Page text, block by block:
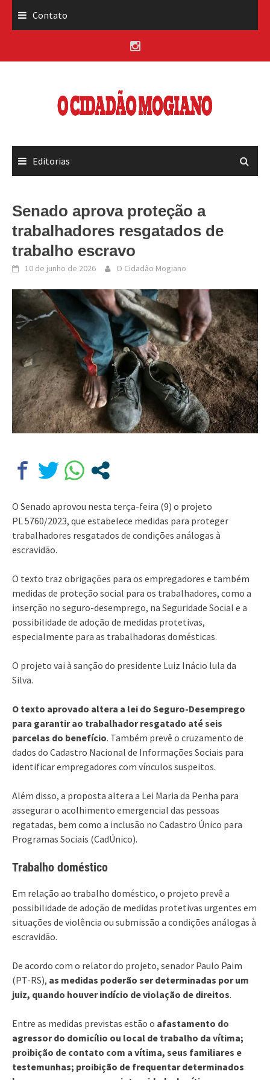
Contato
Editorias
Senado aprova proteção a
trabalhadores resgatados de
trabalho escravo
10 de junho de 2026 O Cidadão Mogiano
O Senado aprovou nesta terça-feira (9) o projeto
PL 5760/2023, que estabelece medidas para proteger
trabalhadores resgatados de condições análogas à
escravidão.
O texto traz obrigações para os empregadores e também
medidas de proteção social para os trabalhadores, como a
inserção no seguro-desemprego, na Seguridade Social e a
possibilidade de adoção de medidas protetivas,
especialmente para as trabalhadoras domésticas.
O projeto vai à sanção do presidente Luiz Inácio lula da
Silva.
O texto aprovado altera a lei do Seguro-Desemprego
para garantir ao trabalhador resgatado até seis
parcelas do benefício. Também prevê o cruzamento de
dados do Cadastro Nacional de Informações Sociais para
identificar empregadores com vínculos suspeitos.
Além disso, a proposta altera a Lei Maria da Penha para
assegurar o acolhimento emergencial das pessoas
regatadas, bem como a inclusão no Cadastro Único para
Programas Sociais (CadÚnico).
Trabalho doméstico
Em relação ao trabalho doméstico, o projeto prevê a
possibilidade de adoção de medidas protetivas urgentes em
situações de violência ou submissão a condições análogas à
escravidão.
De acordo com o relator do projeto, senador Paulo Paim
(PT-RS), as medidas poderão ser determinadas por um
juiz, quando houver indício de violação de direitos.
Entre as medidas previstas estão o afastamento do
agressor do domicílio ou local de trabalho da vítima;
proibição de contato com a vítima, seus familiares e
testemunhas; proibição de frequentar determinados